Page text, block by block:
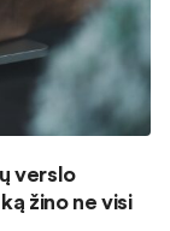
verslo
žino ne visi